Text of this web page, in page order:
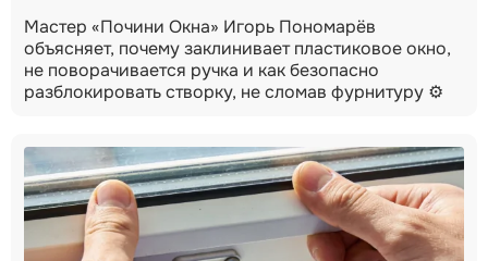
Мастер «Почини Окна» Игорь Пономарёв
объясняет, почему заклинивает пластиковое окно,
не поворачивается ручка и как безопасно
разблокировать створку, не сломав фурнитуру ⚙️